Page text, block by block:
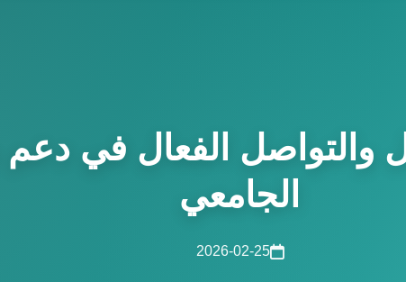
والتواصل الفعال في دعم
الجامعي
2026-02-25